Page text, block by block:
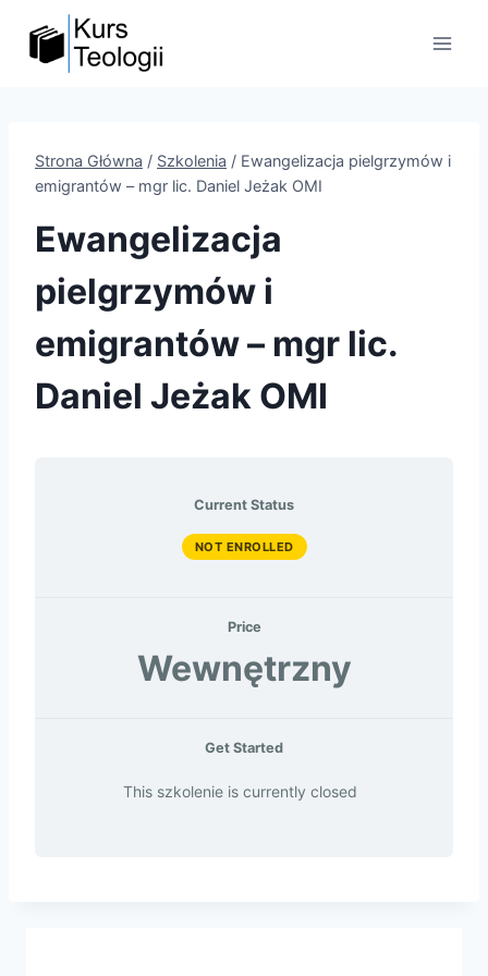
Strona Główna / Szkolenia / Ewangelizacja pielgrzymów i
emigrantów – mgr lic. Daniel Jeżak OMI
Ewangelizacja
pielgrzymów i
emigrantów – mgr lic.
Daniel Jeżak OMI
Current Status
NOT ENROLLED
Price
Wewnętrzny
Get Started
This szkolenie is currently closed